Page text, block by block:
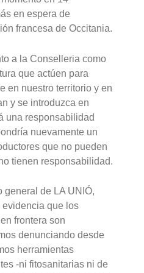
en espera de
francesa de Occitania.
a la Conselleria como
que actúen para
en nuestro territorio y en
y se introduzca en
una responsabilidad
nuevamente un
que no pueden
tienen responsabilidad.
general de LA UNIÓ,
evidencia que los
frontera son
denunciando desde
herramientas
-ni fitosanitarias ni de